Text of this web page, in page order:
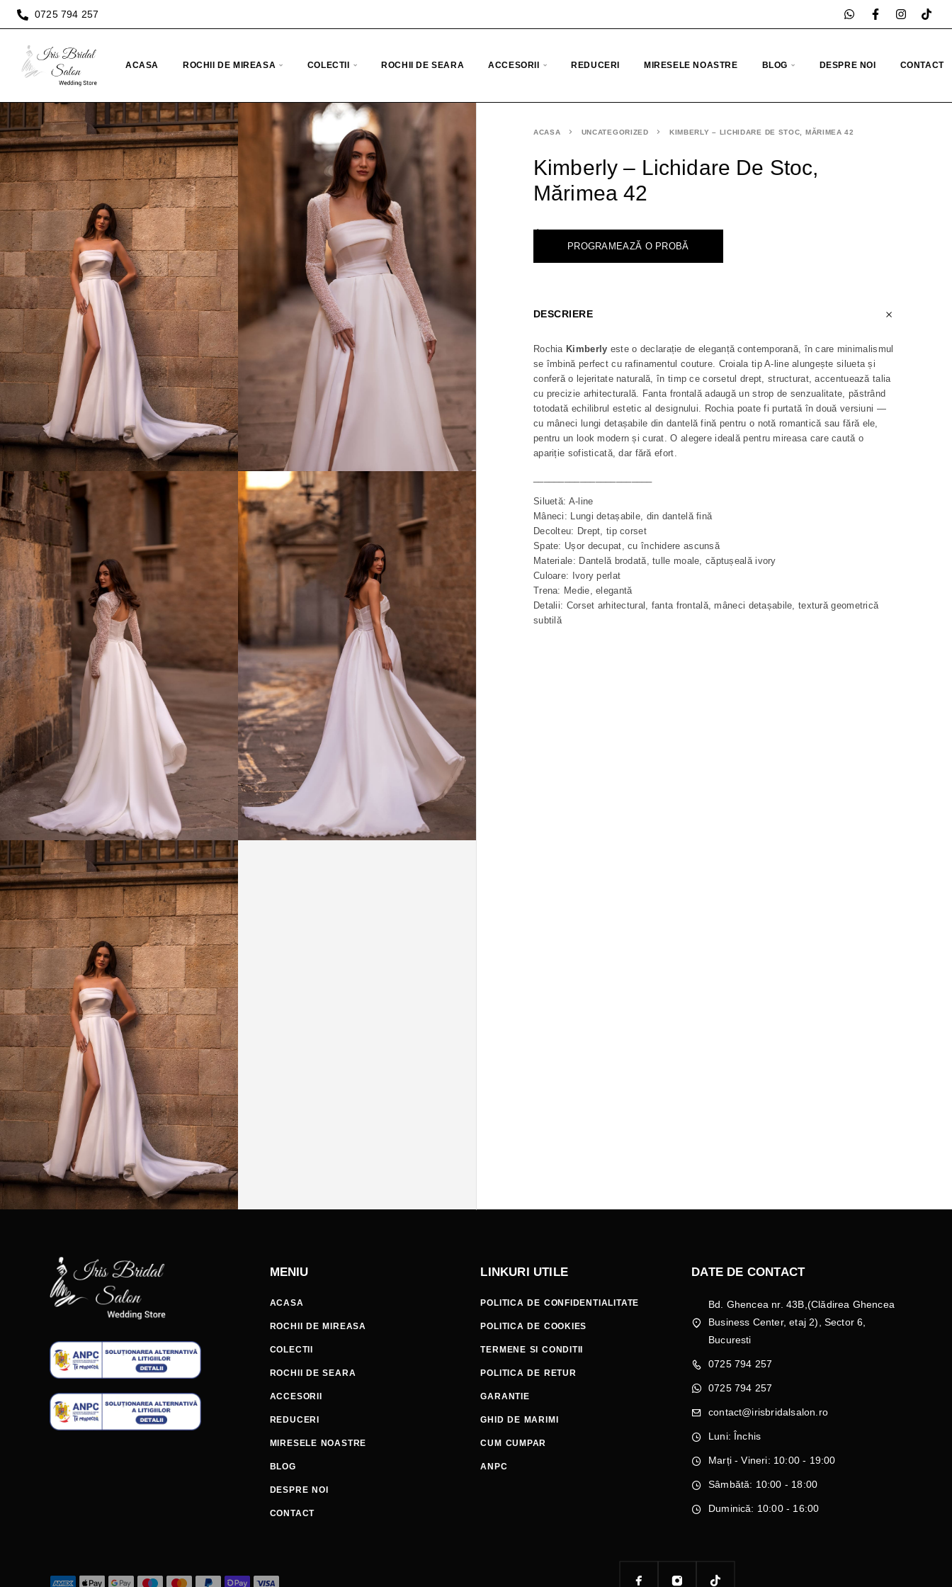
0725 794 257
ACASA ROCHII DE MIREASA COLECTII ROCHII DE SEARA ACCESORII REDUCERI MIRESELE NOASTRE BLOG DESPRE NOI CONTACT
ACASA UNCATEGORIZED KIMBERLY – LICHIDARE DE STOC, MĂRIMEA 42
Kimberly – Lichidare De Stoc,
Mărimea 42
<
PROGRAMEAZĂ O PROBĂ
DESCRIERE
RochiaKimberly este o declarație de eleganță contemporană, în care minimalismul
se îmbină perfect cu rafinamentul couture. Croiala tip A-line alungește silueta și
conferă o lejeritate naturală, în timp ce corsetul drept, structurat, accentuează talia
cu precizie arhitecturală. Fanta frontală adaugă un strop de senzualitate, păstrând
totodată echilibrul estetic al designului. Rochia poate fi purtată în două versiuni —
cu mâneci lungi detașabile din dantelă fină pentru o notă romantică sau fără ele,
pentru un look modern și curat. O alegere ideală pentru mireasa care caută o
apariție sofisticată, dar fără efort.
Siluetă: A-line
Mâneci: Lungi detașabile, din dantelă fină
Decolteu: Drept, tip corset
Spate: Ușor decupat, cu închidere ascunsă
Materiale: Dantelă brodată, tulle moale, căptușeală ivory
Culoare: Ivory perlat
Trena: Medie, elegantă
Detalii: Corset arhitectural, fanta frontală, mâneci detașabile, textură geometrică
subtilă
MENIU
ACASA
ROCHII DE MIREASA
COLECTII
ROCHII DE SEARA
ACCESORII
REDUCERI
MIRESELE NOASTRE
BLOG
DESPRE NOI
CONTACT
LINKURI UTILE
POLITICA DE CONFIDENTIALITATE
POLITICA DE COOKIES
TERMENE SI CONDITII
POLITICA DE RETUR
GARANTIE
GHID DE MARIMI
CUM CUMPAR
ANPC
DATE DE CONTACT
Bd. Ghencea nr. 43B,(Clădirea Ghencea
Business Center, etaj 2), Sector 6,
Bucuresti
0725 794 257
0725 794 257
contact@irisbridalsalon.ro
Luni: Închis
Marți - Vineri: 10:00 - 19:00
Sâmbătă: 10:00 - 18:00
Duminică: 10:00 - 16:00